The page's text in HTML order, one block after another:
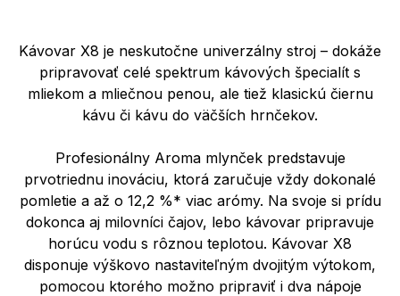
Kávovar X8 je neskutočne univerzálny stroj – dokáže
pripravovať celé spektrum kávových špecialít s
mliekom a mliečnou penou, ale tiež klasickú čiernu
kávu či kávu do väčších hrnčekov.
Profesionálny Aroma mlynček predstavuje
prvotriednu inováciu, ktorá zaručuje vždy dokonalé
pomletie a až o 12,2 %* viac arómy. Na svoje si prídu
dokonca aj milovníci čajov, lebo kávovar pripravuje
horúcu vodu s rôznou teplotou. Kávovar X8
disponuje výškovo nastaviteľným dvojitým výtokom,
pomocou ktorého možno pripraviť i dva nápoje